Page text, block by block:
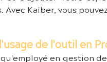
Avec Kaiber, vous
de l'outil en
en gestion